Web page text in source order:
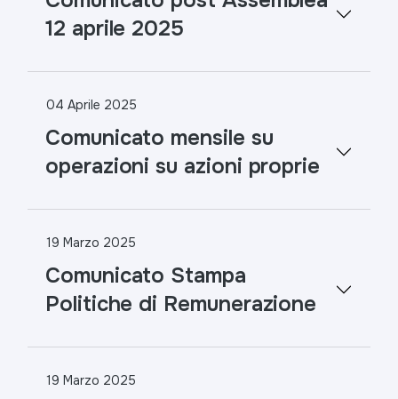
12 aprile 2025
04 Aprile 2025
Comunicato mensile su
operazioni su azioni proprie
19 Marzo 2025
Comunicato Stampa
Politiche di Remunerazione
19 Marzo 2025